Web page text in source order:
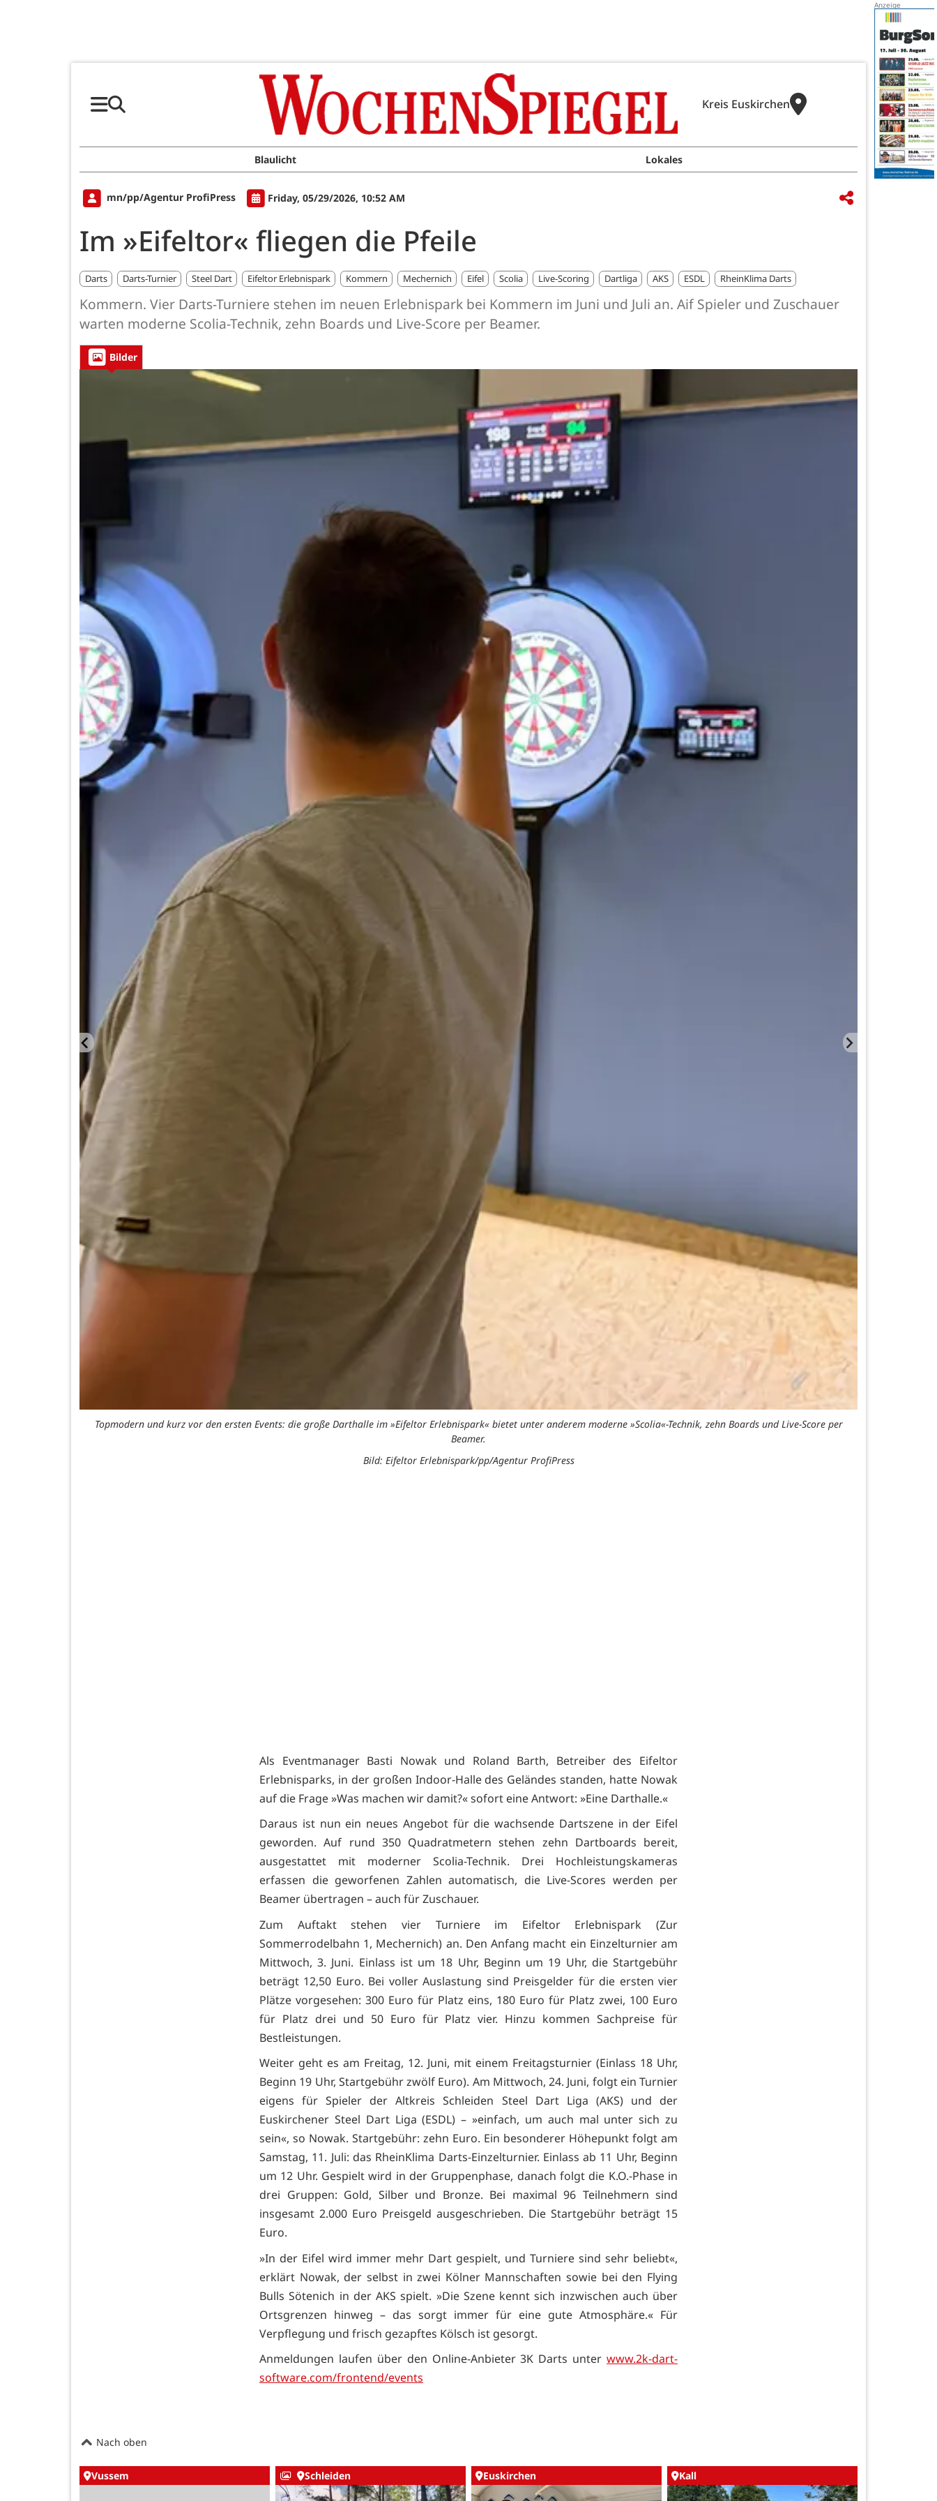
Kreis Euskirchen
Blaulicht Lokales
mn/pp/Agentur ProfiPress Friday, 05/29/2026, 10:52 AM
Im »Eifeltor« fliegen die Pfeile
Darts Darts-Turnier Steel Dart Eifeltor Erlebnispark Kommern Mechernich Eifel Scolia Live-Scoring Dartliga AKS ESDL RheinKlima Darts
Kommern. Vier Darts-Turniere stehen im neuen Erlebnispark bei Kommern im Juni und Juli an. Aif Spieler und Zuschauer
warten moderne Scolia-Technik, zehn Boards und Live-Score per Beamer.
Bilder
Topmodern und kurz vor den ersten Events: die große Darthalle im »Eifeltor Erlebnispark« bietet unter anderem moderne »Scolia«-Technik, zehn Boards und Live-Score per
Beamer.
Bild: Eifeltor Erlebnispark/pp/Agentur ProfiPress
Als Eventmanager Basti Nowak und Roland Barth, Betreiber des Eifeltor
Erlebnisparks, in der großen Indoor-Halle des Geländes standen, hatte Nowak
auf die Frage »Was machen wir damit?« sofort eine Antwort: »Eine Darthalle.«
Daraus ist nun ein neues Angebot für die wachsende Dartszene in der Eifel
geworden. Auf rund 350 Quadratmetern stehen zehn Dartboards bereit,
ausgestattet mit moderner Scolia-Technik. Drei Hochleistungskameras
erfassen die geworfenen Zahlen automatisch, die Live-Scores werden per
Beamer übertragen – auch für Zuschauer.
Zum Auftakt stehen vier Turniere im Eifeltor Erlebnispark (Zur
Sommerrodelbahn 1, Mechernich) an. Den Anfang macht ein Einzelturnier am
Mittwoch, 3. Juni. Einlass ist um 18 Uhr, Beginn um 19 Uhr, die Startgebühr
beträgt 12,50 Euro. Bei voller Auslastung sind Preisgelder für die ersten vier
Plätze vorgesehen: 300 Euro für Platz eins, 180 Euro für Platz zwei, 100 Euro
für Platz drei und 50 Euro für Platz vier. Hinzu kommen Sachpreise für
Bestleistungen.
Weiter geht es am Freitag, 12. Juni, mit einem Freitagsturnier (Einlass 18 Uhr,
Beginn 19 Uhr, Startgebühr zwölf Euro). Am Mittwoch, 24. Juni, folgt ein Turnier
eigens für Spieler der Altkreis Schleiden Steel Dart Liga (AKS) und der
Euskirchener Steel Dart Liga (ESDL) – »einfach, um auch mal unter sich zu
sein«, so Nowak. Startgebühr: zehn Euro. Ein besonderer Höhepunkt folgt am
Samstag, 11. Juli: das RheinKlima Darts-Einzelturnier. Einlass ab 11 Uhr, Beginn
um 12 Uhr. Gespielt wird in der Gruppenphase, danach folgt die K.O.-Phase in
drei Gruppen: Gold, Silber und Bronze. Bei maximal 96 Teilnehmern sind
insgesamt 2.000 Euro Preisgeld ausgeschrieben. Die Startgebühr beträgt 15
Euro.
»In der Eifel wird immer mehr Dart gespielt, und Turniere sind sehr beliebt«,
erklärt Nowak, der selbst in zwei Kölner Mannschaften sowie bei den Flying
Bulls Sötenich in der AKS spielt. »Die Szene kennt sich inzwischen auch über
Ortsgrenzen hinweg – das sorgt immer für eine gute Atmosphäre.« Für
Verpflegung und frisch gezapftes Kölsch ist gesorgt.
Anmeldungen laufen über den Online-Anbieter 3K Darts unter www.2k-dart-
software.com/frontend/events
Nach oben
Vussem Schleiden Euskirchen Kall